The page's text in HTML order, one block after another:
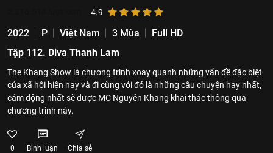
4.9
2022 P Việt Nam 3 Mùa
Full HD
Tập 112. Diva Thanh Lam
The Khang Show là chương trình xoay quanh những vấn đề đặc biệt
của xã hội hiện nay và đi cùng với đó là những câu chuyện hay nhất,
cảm động nhất sẽ được MC Nguyên Khang khai thác thông qua
chương trình này.
0 Bình luận Chia sẻ